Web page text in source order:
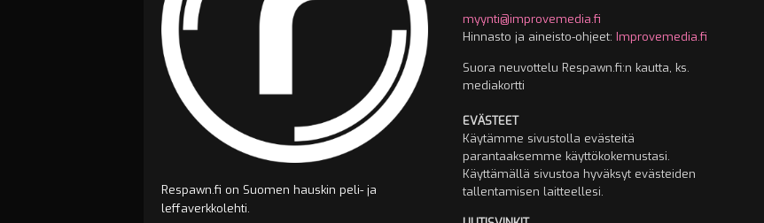
Respawn.fi on Suomen hauskin peli- ja
leffaverkkolehti.
myynti@improvemedia.fi
Hinnasto ja aineisto-ohjeet: Improvemedia.fi
Suora neuvottelu Respawn.fi:n kautta, ks.
mediakortti
EVÄSTEET
Käytämme sivustolla evästeitä
parantaaksemme käyttökokemustasi.
Käyttämällä sivustoa hyväksyt evästeiden
tallentamisen laitteellesi.